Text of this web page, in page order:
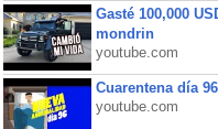
Gasté 100,000
mondrin
youtube.com
Cuarentena día 96
youtube.com